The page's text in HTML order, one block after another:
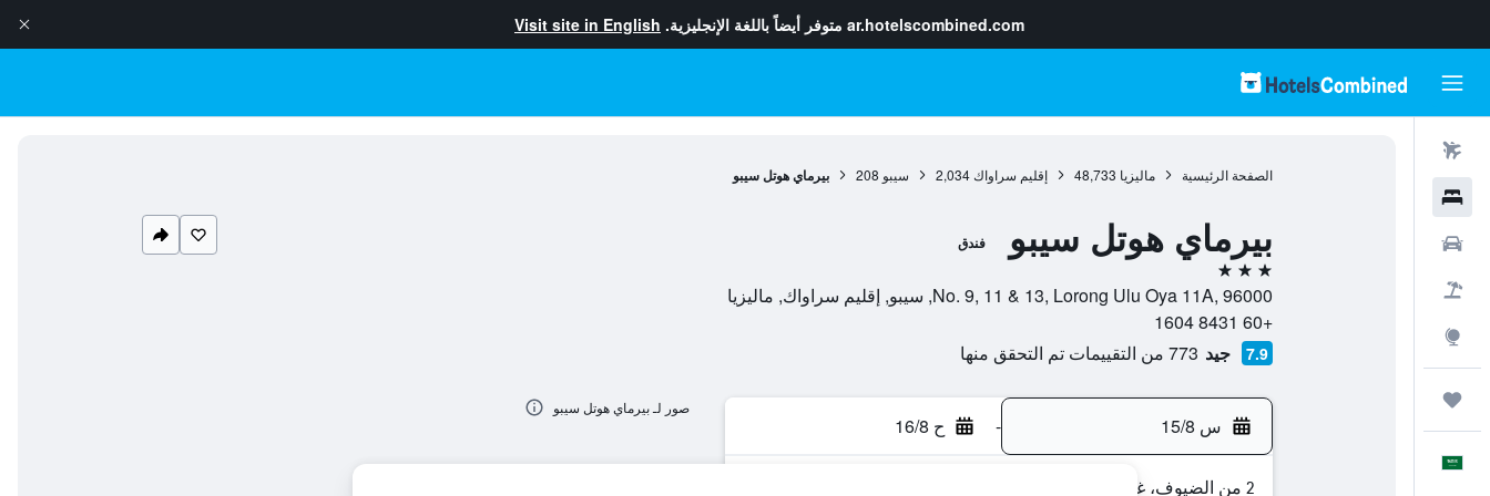
ar.hotelscombined.com متوفر أيضاً باللغة الإنجليزية. Visit site in English
الصفحة الرئيسية ماليزيا 48,733 إقليم سراواك 2,034 سيبو 208 بيرماي هوتل سيبو
بيرماي هوتل سيبو فندق
3 نجوم
No. 9, 11 & 13, Lorong Ulu Oya 11A, 96000, سيبو, إقليم سراواك, ماليزيا
+60 8431 1604
7.9 جيد 773 من التقييمات تم التحقق منها
س 15/8 - ح 16/8
2 من الضيوف، غرفة واحدة
صور لـ بيرماي هوتل سيبو